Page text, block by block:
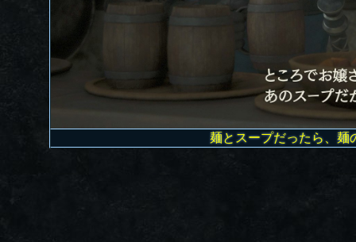
麺とスープだったら、麺